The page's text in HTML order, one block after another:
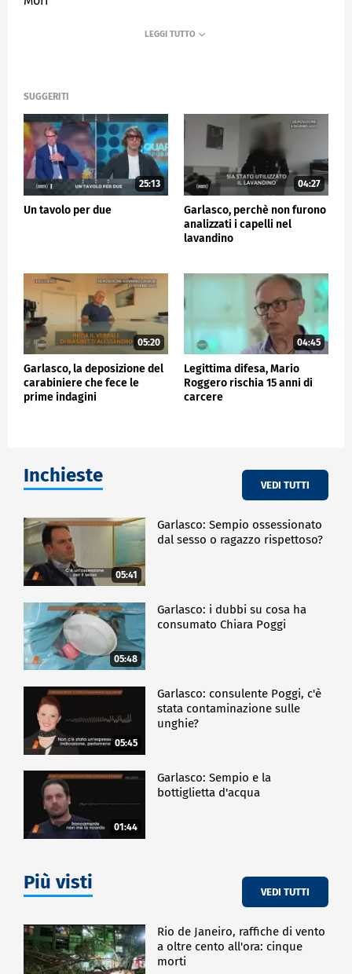
QUARTA REPUBBLICA
SUGGERITI
25:13
Un tavolo per due
04:27
Garlasco, perchè non furono
analizzati i capelli nel
lavandino
05:20
Garlasco, la deposizione del
carabiniere che fece le
prime indagini
04:45
Legittima difesa, Mario
Roggero rischia 15 anni di
carcere
Inchieste VEDI TUTTI
05:41
Garlasco: Sempio ossessionato
dal sesso o ragazzo rispettoso?
05:48
Garlasco: i dubbi su cosa ha
consumato Chiara Poggi
05:45
Garlasco: consulente Poggi, c'è
stata contaminazione sulle
unghie?
01:44
Garlasco: Sempio e la
bottiglietta d'acqua
Più visti VEDI TUTTI
Rio de Janeiro, raffiche di vento
a oltre cento all'ora: cinque
morti